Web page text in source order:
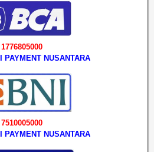
1776805000
PAYMENT NUSANTARA
7510005000
PAYMENT NUSANTARA